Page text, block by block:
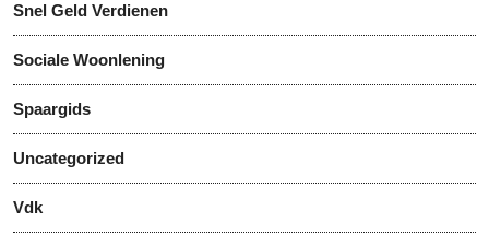
Snel Geld Verdienen
Sociale Woonlening
Spaargids
Uncategorized
Vdk